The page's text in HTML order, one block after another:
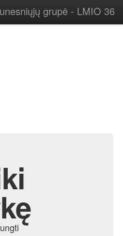
grupė - LMIO 36